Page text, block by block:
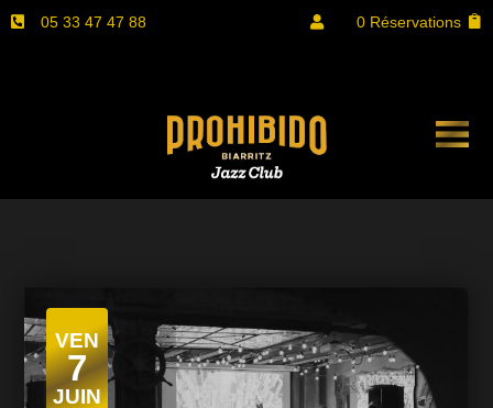
 05 33 47 47 88  0 Réservations
VEN
7
JUIN